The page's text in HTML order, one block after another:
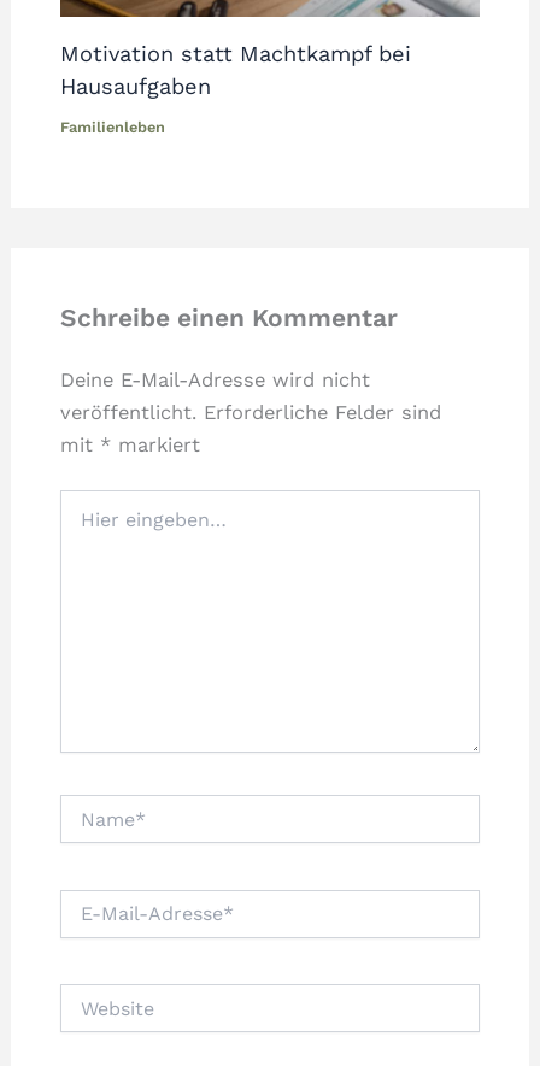
Motivation statt Machtkampf bei
Hausaufgaben
Familienleben
Schreibe einen Kommentar
Deine E-Mail-Adresse wird nicht
veröffentlicht. Erforderliche Felder sind
mit *markiert
eingeben…
Mail-